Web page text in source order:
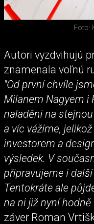
Foto:
Autori vyzdvihujú
znamenala voľnú
"Od první chvíle
Milanem Nagyem i
naladěni na
a víc vážíme,
investorem a
výsledek. V
připravujeme i
Tentokráte ale
na ni již nyní hodně
záver Roman